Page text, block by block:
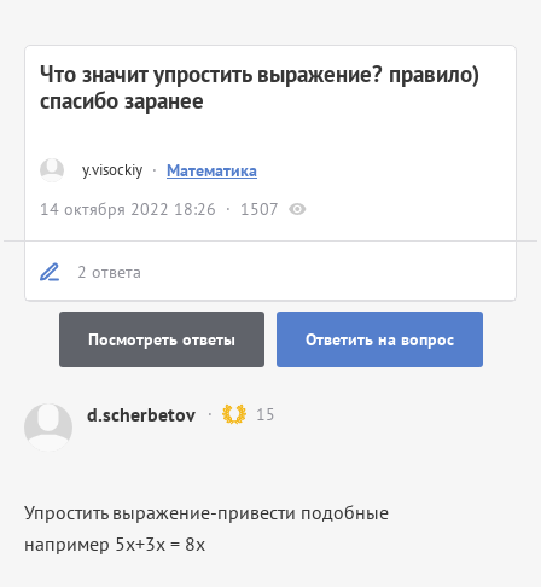
y.visockiy · Математика
14 октября 2022 18:26
1507
Что значит упростить выражение? правило)
спасибо заранее
2 ответа
Посмотреть ответы Ответить на вопрос
d.scherbetov 15
Упростить выражение-привести подобные
например 5х+3х = 8х